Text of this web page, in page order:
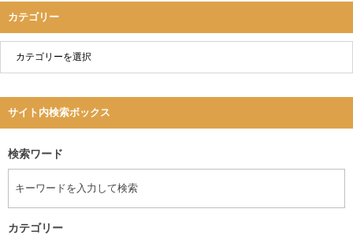
カテゴリー
サイト内検索ボックス
検索ワード
カテゴリー